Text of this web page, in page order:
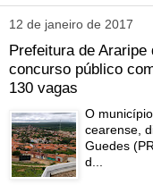
12 de janeiro de 2017
Prefeitura de Araripe
concurso público
130 vagas
O
cearense,
Guedes
d...